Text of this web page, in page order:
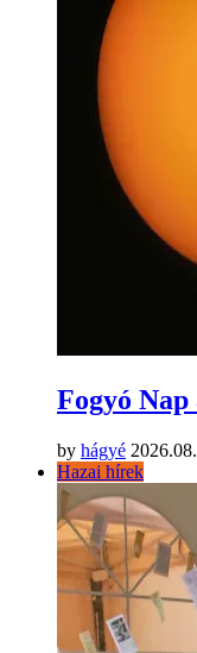
Fogyó
by hágyé
Hazai hírek